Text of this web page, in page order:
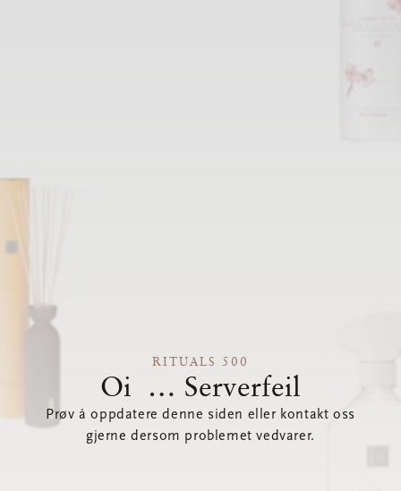
RITUALS 500
Oi … Serverfeil
Prøv å oppdatere denne siden eller kontakt oss
gjerne dersom problemet vedvarer.